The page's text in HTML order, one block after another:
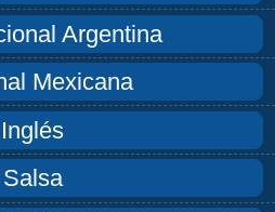
Argentina
Mexicana
Inglés
Salsa